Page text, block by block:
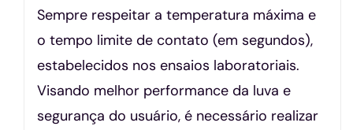
Sempre respeitar a temperatura máxima e
o tempo limite de contato (em segundos),
estabelecidos nos ensaios laboratoriais.
Visando melhor performance da luva e
segurança do usuário, é necessário realizar